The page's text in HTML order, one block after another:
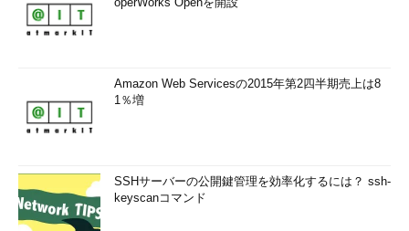
Amazon Web Servicesの2015年第2四半期売上は8
1％増
SSHサーバーの公開鍵管理を効率化するには？ ssh-
keyscanコマンド